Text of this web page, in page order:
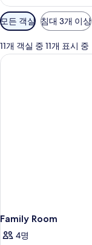
객
실
에
사
모든 객실 침대 3개 이상
11개 객실 중 11개 표시 중
Family Room
4명